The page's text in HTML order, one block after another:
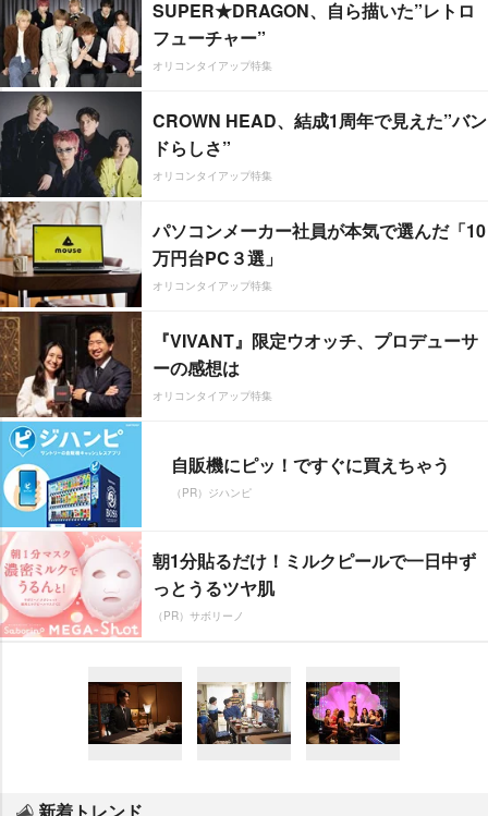
SUPER★DRAGON、自ら描いた”レトロ
フューチャー”
オリコンタイアップ特集
CROWN HEAD、結成1周年で見えた”バン
ドらしさ”
オリコンタイアップ特集
パソコンメーカー社員が本気で選んだ「10
万円台PC３選」
オリコンタイアップ特集
『VIVANT』限定ウオッチ、プロデューサ
ーの感想は
オリコンタイアップ特集
自販機にピッ！ですぐに買えちゃう
（PR）ジハンピ
朝1分貼るだけ！ミルクピールで一日中ず
っとうるツヤ肌
（PR）サボリーノ
新着トレンド